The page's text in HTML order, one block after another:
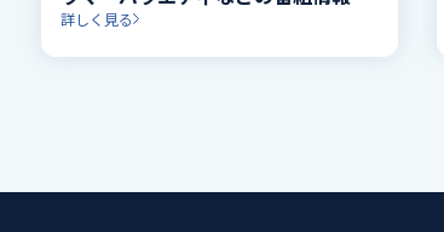
動画配信サービス、最新ニュースな
どの情報にスピーディにアクセスで
詳しく見る